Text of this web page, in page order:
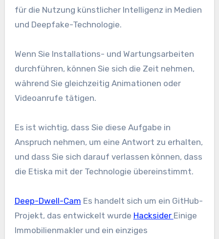
für die Nutzung künstlicher Intelligenz in Medien
und Deepfake-Technologie.
Wenn Sie Installations- und Wartungsarbeiten
durchführen, können Sie sich die Zeit nehmen,
während Sie gleichzeitig Animationen oder
Videoanrufe tätigen.
Es ist wichtig, dass Sie diese Aufgabe in
Anspruch nehmen, um eine Antwort zu erhalten,
und dass Sie sich darauf verlassen können, dass
die Etiska mit der Technologie übereinstimmt.
Deep-Dwell-Cam Es handelt sich um ein GitHub-
Projekt, das entwickelt wurde Hacksider Einige
Immobilienmakler und ein einziges